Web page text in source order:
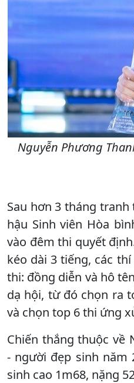
Nguyễn Phương
Sau hơn 3 tháng
hậu Sinh viên Hòa
vào đêm thi quyết
kéo dài 3 tiếng, các
thi: đồng diễn và hô
dạ hội, từ đó chọn ra
và chọn top 6 thi ứng
Chiến thắng thuộc về
- người đẹp sinh năm
sinh cao 1m68, nặng